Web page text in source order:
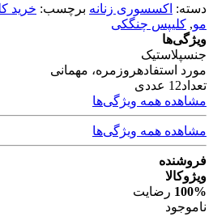
دسته: اکسسوری زنانه برچسب: خرید
مو, کلیپس چنگکی
ویژگی‌ها
جنسپلاستیک
مورد استفادهروزمره، مهمانی
تعداد12 عددی
مشاهده همه ویژگی‌ها
مشاهده همه ویژگی‌ها
فروشنده
ویژوکالا
100% رضایت
ناموجود